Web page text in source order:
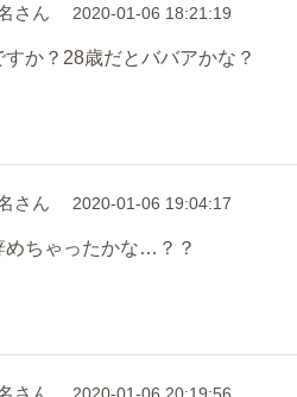
さん 2020-01-06 18:21:19
すか？28歳だとババアかな？
さん 2020-01-06 19:04:17
めちゃったかな…？？
さん 2020-01-06 20:19:56